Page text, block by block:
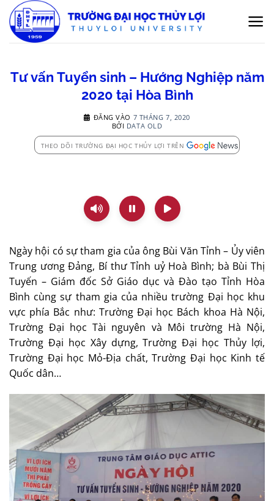
qua
nội
Tư vấn Tuyển sinh – Hướng Nghiệp năm
2020 tại Hòa Bình
ĐĂNG VÀO 7 THÁNG 7, 2020
BỞI DATA OLD
THEO DÕI TRƯỜNG ĐẠI HỌC THỦY LỢI TRÊN
Ngày hội có sự tham gia của ông Bùi Văn Tỉnh – Ủy viên
Trung ương Đảng, Bí thư Tỉnh uỷ Hoà Bình; bà Bùi Thị
Tuyến – Giám đốc Sở Giáo dục và Đào tạo Tỉnh Hòa
Bình cùng sự tham gia của nhiều trường Đại học khu
vực phía Bắc như: Trường Đại học Bách khoa Hà Nội,
Trường Đại học Tài nguyên và Môi trường Hà Nội,
Trường Đại học Xây dựng, Trường Đại học Thủy lợi,
Trường Đại học Mỏ-Địa chất, Trường Đại học Kinh tế
Quốc dân…